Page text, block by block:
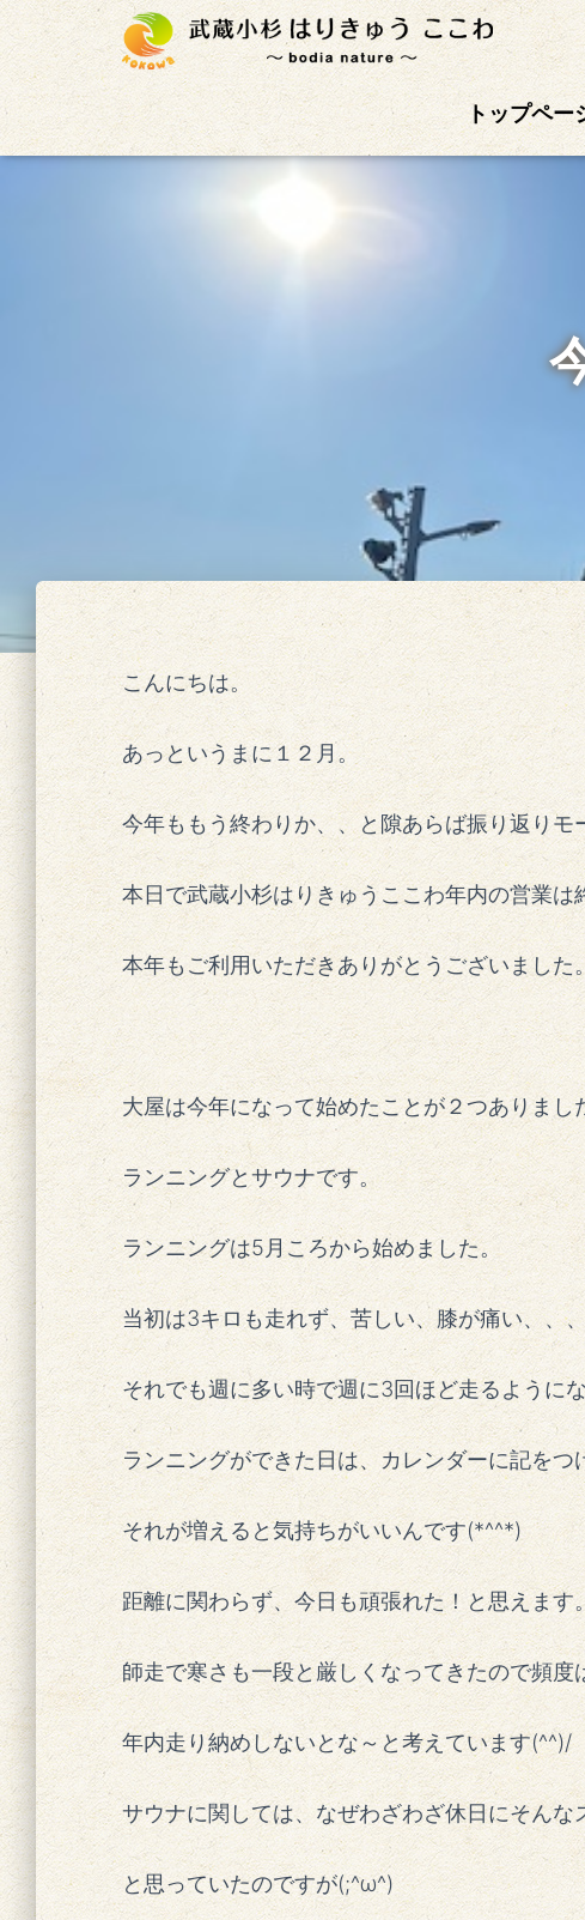
武蔵小杉徒歩4分の鍼灸治療院。首肩こり、腰痛、自律神経
トップペー
こんにちは。
あっというまに１２月。
今年ももう終わりか、、と隙あらば振り返りモ
本日で武蔵小杉はりきゅうここわ年内の営業は
本年もご利用いただきありがとうございました
大屋は今年になって始めたことが２つありまし
ランニングとサウナです。
ランニングは5月ころから始めました。
当初は3キロも走れず、苦しい、膝が痛い、、
それでも週に多い時で週に3回ほど走るように
ランニングができた日は、カレンダーに記をつ
それが増えると気持ちがいいんです(*^^*)
距離に関わらず、今日も頑張れた！と思えます
師走で寒さも一段と厳しくなってきたので頻
年内走り納めしないとな～と考えています(^^)/
サウナに関しては、なぜわざわざ休日にそんな
と思っていたのですが(;^ω^)